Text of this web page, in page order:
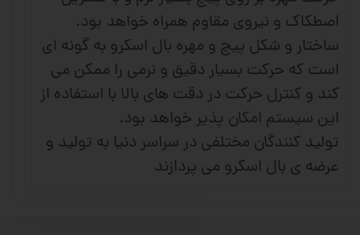
اصطکاک و نیروی مقاوم همراه خواهد بود.
ساختار و شکل پیچ و مهره بال اسکرو به گونه ای
است که حرکت بسیار دقیق و نرمی را ممکن می
کند و کنترل حرکت در دقت های بالا با استفاده از
این سیستم امکان پذیر خواهد بود.
تولید کنندگان مختلفی در سراسر دنیا به تولید و
عرضه ی بال اسکرو می پردازند